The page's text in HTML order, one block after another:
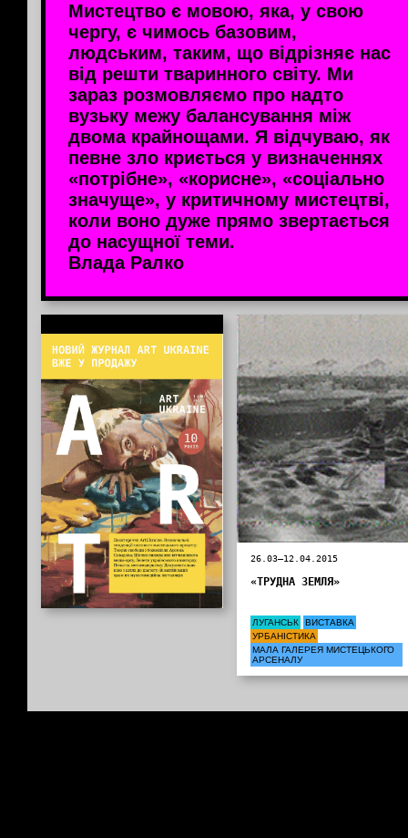
Мистецтво є мовою, яка, у свою
чергу, є чимось базовим,
людським, таким, що відрізняє нас
від решти тваринного світу. Ми
зараз розмовляємо про надто
вузьку межу балансування між
двома крайнощами. Я відчуваю, як
певне зло криється у визначеннях
«потрібне», «корисне», «соціально
значуще», у критичному мистецтві,
коли воно дуже прямо звертається
до насущної теми.
Влада Ралко
26.03—12.04.2015
«ТРУДНА ЗЕМЛЯ»
ЛУГАНСЬК
ВИСТАВКА
УРБАНІСТИКА
МАЛА ГАЛЕРЕЯ МИСТЕЦЬКОГО
АРСЕНАЛУ